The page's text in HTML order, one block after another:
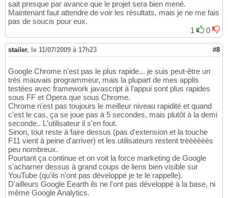
sait presque par avance que le projet sera bien mené.
Maintenant faut attendre de voir les résultats, mais je ne me fais
pas de soucis pour eux.
1
0
stailer, le 11/07/2009 à 17h23 #8
Google Chrome n'est pas le plus rapide... je suis peut-être un
très mauvais programmeur, mais la plupart de mes applis
testées avec framework javascript à l'appui sont plus rapides
sous FF et Opera que sous Chrome.
Chrome n'est pas toujours le meilleur niveau rapidité et quand
c'est le cas, ça se joue pas à 5 secondes, mais plutôt à la demi
seconde.. L'utilisateur il s'en fout.
Sinon, tout reste à faire dessus (pas d'extension et la touche
F11 vient à peine d'arriver) et les utilisateurs restent trèèèèèès
peu nombreux.
Pourtant ça continue et on voit la force marketing de Google
s'acharner dessus à grand coups de liens bien visible sur
YouTube (qu'ils n'ont pas développé je te le rappelle).
D'ailleurs Google Eearth ils ne l'ont pas développé à la base, ni
même Google Analytics.